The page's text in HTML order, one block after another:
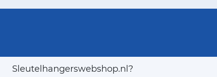
Sleutelhangerswebshop.nl?